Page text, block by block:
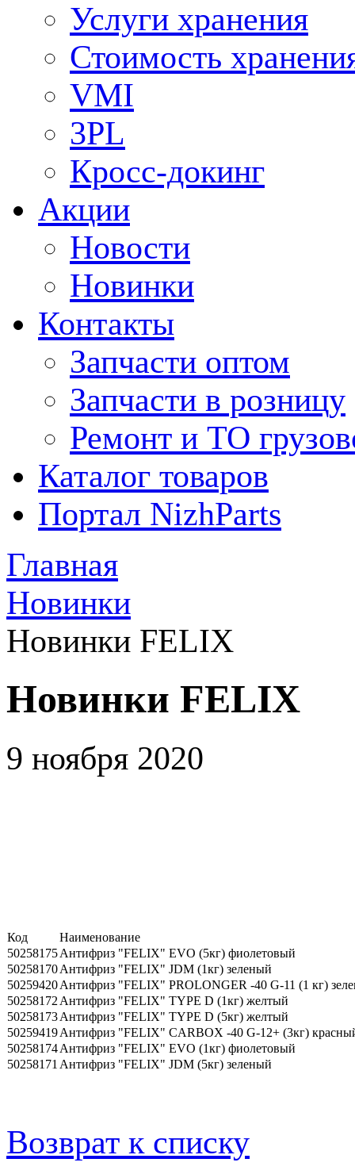
Услуги хранения
Стоимость
VMI
3PL
Кросс-докинг
Акции
Новости
Новинки
Контакты
Запчасти оптом
Запчасти в розницу
Ремонт и ТО
Каталог товаров
Портал NizhParts
Главная
Новинки
Новинки FELIX
Новинки FELIX
9 ноября 2020
Код
Наименование
50258175Антифриз "FELIX" EVO (5кг) фиолетовый
50258170Антифриз "FELIX" JDM (1кг) зеленый
50259420Антифриз "FELIX" PROLONGER -40 G-11 (1 кг)
50258172 Антифриз "FELIX" TYPE D (1кг) желтый
50258173Антифриз "FELIX" TYPE D (5кг) желтый
50259419Антифриз "FELIX" CARBOX -40 G-12+ (3кг)
50258174Антифриз "FELIX" EVO (1кг) фиолетовый
50258171 Антифриз "FELIX" JDM (5кг) зеленый
Возврат к списку